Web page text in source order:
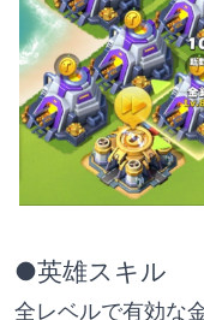
●英雄スキル
全レベルで有効な